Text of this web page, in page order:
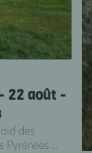
22 août -
des
...